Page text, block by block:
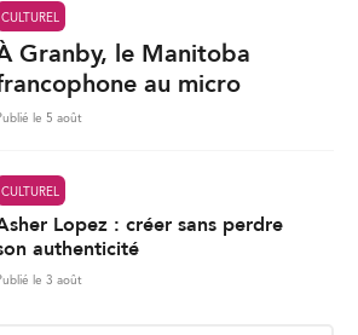
CULTUREL
Granby, le Manitoba
au micro
le 5 août
CULTUREL
Lopez : créer sans perdre
authenticité
le 3 août